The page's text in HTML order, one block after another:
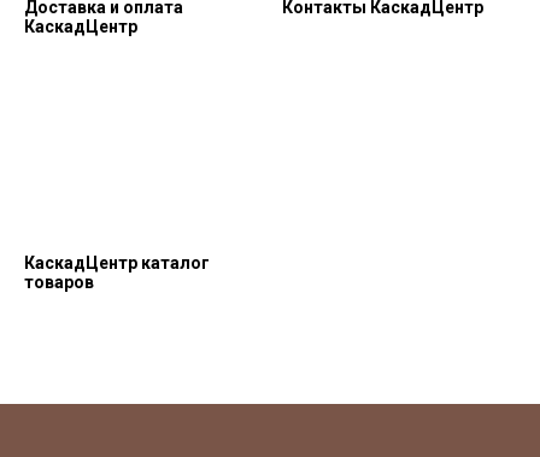
Доставка и оплата
КаскадЦентр
Контакты КаскадЦентр
КаскадЦентр каталог
товаров